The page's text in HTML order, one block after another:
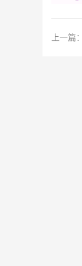
上一篇：